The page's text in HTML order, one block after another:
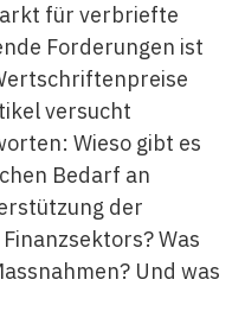
für verbriefte
Forderungen ist
versucht
Wieso gibt es
Bedarf an
der
Was
Und was